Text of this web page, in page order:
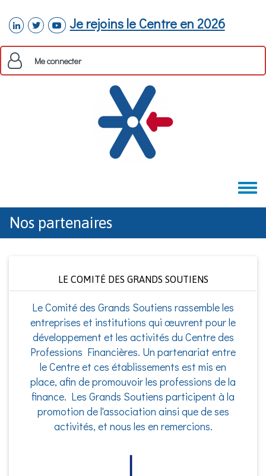
linkedintwitteryoutube
Je rejoins le Centre en 2026
Me connecter
Toggle
Nos partenaires
LE COMITÉ DES GRANDS SOUTIENS
Le Comité des Grands Soutiens rassemble les
entreprises et institutions qui œuvrent pour le
développement et les activités du Centre des
Professions Financières. Un partenariat entre
le Centre et ces établissements est mis en
place, afin de promouvoir les professions de la
finance. Les Grands Soutiens participent à la
promotion de l'association ainsi que de ses
activités, et nous les en remercions.